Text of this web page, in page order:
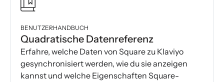
BENUTZERHANDBUCH
Quadratische Datenreferenz
Erfahre, welche Daten von Square zu Klaviyo
gesynchronisiert werden, wie du sie anzeigen
kannst und welche Eigenschaften Square-